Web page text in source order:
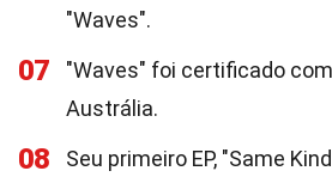
"Waves".
07
"Waves" foi certificado
Austrália.
08
Seu primeiro EP, "Same